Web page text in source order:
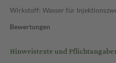
Wirkstoff: Wasser für
Bewertungen
Hinweistexte und